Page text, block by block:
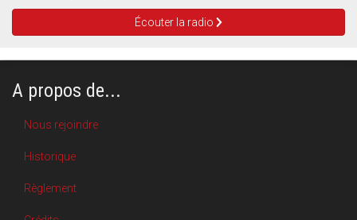
Écouter la radio
A propos de...
Nous rejoindre
Historique
Règlement